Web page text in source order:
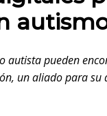
autista pueden
un aliado para su